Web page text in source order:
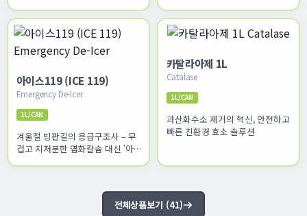
아이스119 (ICE 119)
Emergency De-Icer
1L/CAN
겨울철 빙판길의 응급구조사 – 무
겁고 지저분한 염화칼슘 대신 '아
카탈라아제 1L
Catalase
1L/CAN
과산화수소 제거의 혁신, 안전하고
빠른 친환경 효소 솔루션
전체상품보기 (41)